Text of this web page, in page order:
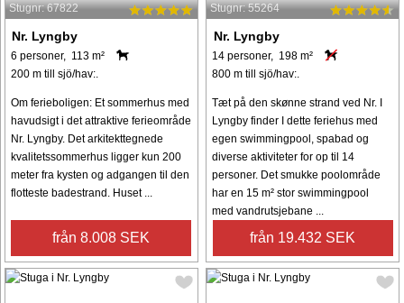
Stugnr: 67822
Nr. Lyngby
6 personer, 113 m²
200 m till sjö/hav:.
Om ferieboligen: Et sommerhus med
havudsigt i det attraktive ferieområde
Nr. Lyngby. Det arkitekttegnede
kvalitetssommerhus ligger kun 200
meter fra kysten og adgangen til den
flotteste badestrand. Huset ...
från 8.008 SEK
Stugnr: 55264
Nr. Lyngby
14 personer, 198 m²
800 m till sjö/hav:.
Tæt på den skønne strand ved Nr. I
Lyngby finder I dette feriehus med
egen swimmingpool, spabad og
diverse aktiviteter for op til 14
personer. Det smukke poolområde
har en 15 m² stor swimmingpool
med vandrutsjebane ...
från 19.432 SEK